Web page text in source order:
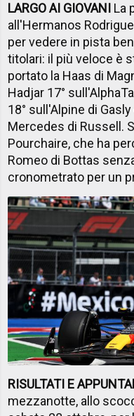
LARGO AI GIOVANI La
all'Hermanos
per vedere in pista
titolari: il più veloce è
portato la Haas di
Hadjar 17°
18° sull'Alpine di
Mercedes di Russell.
Pourchaire, che ha
Romeo di Bottas
cronometrato per un
RISULTATI E
mezzanotte, allo